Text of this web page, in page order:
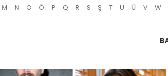
M N O Ö P Q R S Ş T U Ü V W